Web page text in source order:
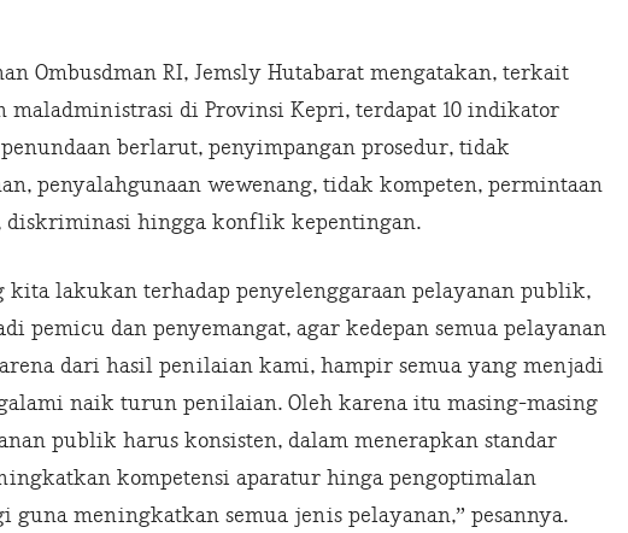
Ombusdman RI, Jemsly Hutabarat mengatakan, terkait
maladministrasi di Provinsi Kepri, terdapat 10 indikator
berlarut, penyimpangan prosedur, tidak
penyalahgunaan wewenang, tidak kompeten, permintaan
diskriminasi hingga konflik kepentingan.
kita lakukan terhadap penyelenggaraan pelayanan publik,
pemicu dan penyemangat, agar kedepan semua pelayanan
dari hasil penilaian kami, hampir semua yang menjadi
naik turun penilaian. Oleh karena itu masing-masing
publik harus konsisten, dalam menerapkan standar
kompetensi aparatur hinga pengoptimalan
guna meningkatkan semua jenis pelayanan,” pesannya.